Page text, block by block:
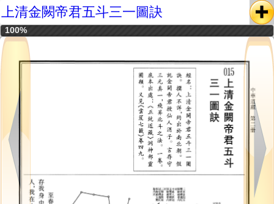
上清金闕帝君五斗三一圖訣
100%